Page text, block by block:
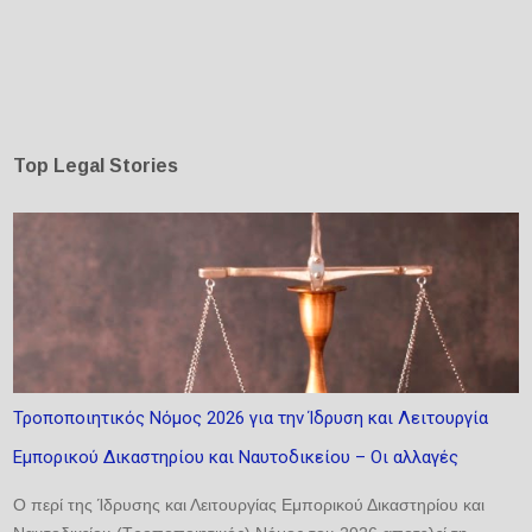
Top Legal Stories
Τροποποιητικός Νόμος 2026 για την Ίδρυση και Λειτουργία
Εμπορικού Δικαστηρίου και Ναυτοδικείου – Οι αλλαγές
Ο περί της Ίδρυσης και Λειτουργίας Εμπορικού Δικαστηρίου και